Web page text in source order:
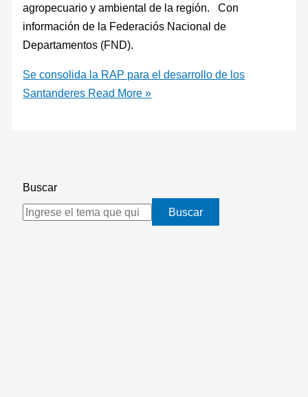
agropecuario y ambiental de la región. Con
información de la Federaciós Nacional de
Departamentos (FND).
Se consolida la RAP para el desarrollo de los
Santanderes Read More »
Buscar
Buscar